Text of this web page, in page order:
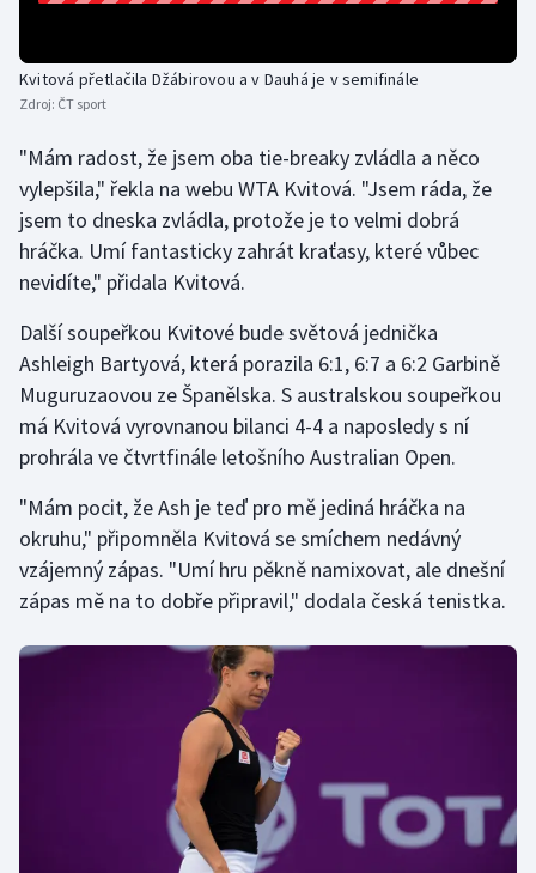
Motorsport
Parasport
Plavání
Ragby
Rychlobruslení
Short track
Sportovní střelba
Stolní tenis
Kvitová přetlačila Džábirovou a v Dauhá je v semifinále
Zdroj: ČT sport
"Mám radost, že jsem oba tie-breaky zvládla a něco
vylepšila," řekla na webu WTA Kvitová. "Jsem ráda, že
jsem to dneska zvládla, protože je to velmi dobrá
hráčka. Umí fantasticky zahrát kraťasy, které vůbec
nevidíte," přidala Kvitová.
Další soupeřkou Kvitové bude světová jednička
Ashleigh Bartyová, která porazila 6:1, 6:7 a 6:2 Garbině
Muguruzaovou ze Španělska. S australskou soupeřkou
má Kvitová vyrovnanou bilanci 4-4 a naposledy s ní
prohrála ve čtvrtfinále letošního Australian Open.
"Mám pocit, že Ash je teď pro mě jediná hráčka na
okruhu," připomněla Kvitová se smíchem nedávný
vzájemný zápas. "Umí hru pěkně namixovat, ale dnešní
zápas mě na to dobře připravil," dodala česká tenistka.